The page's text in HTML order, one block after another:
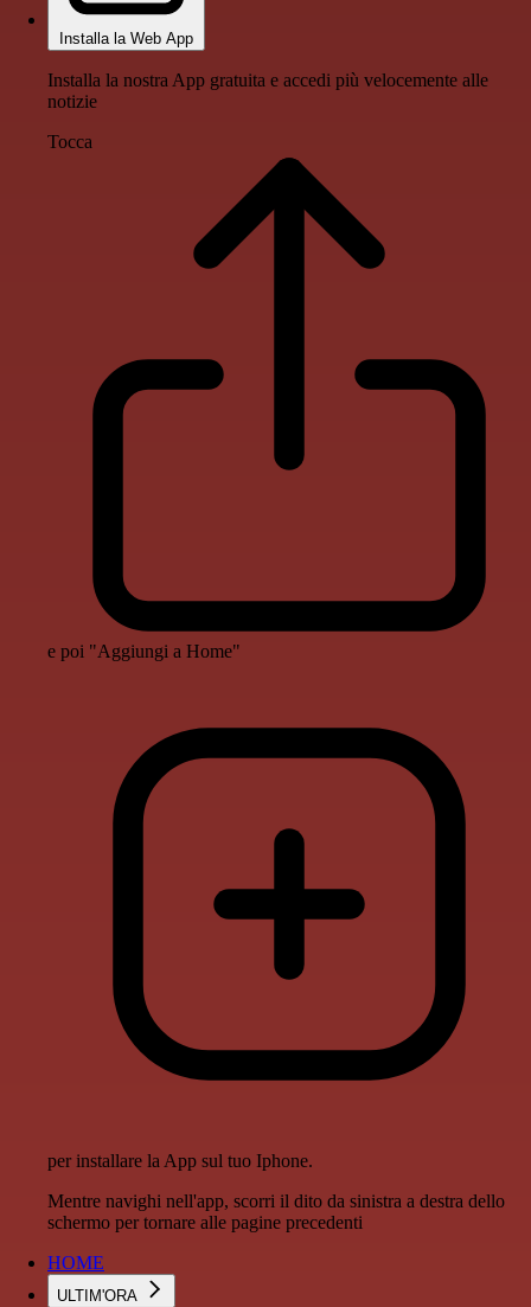
Installa la Web App
Installa la nostra App gratuita e accedi più velocemente alle
notizie
Tocca
e poi "Aggiungi a Home"
per installare la App sul tuo Iphone.
Mentre navighi nell'app, scorri il dito da sinistra a destra dello
schermo per tornare alle pagine precedenti
HOME
ULTIM'ORA